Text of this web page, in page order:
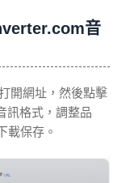
音
開網址，然後點擊
訊格式，調整品
載保存。